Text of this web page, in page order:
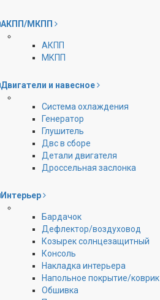
АКПП/МКПП
АКПП
МКПП
Двигатели и навесное
Cистема охлаждения
Генератор
Глушитель
Двс в сборе
Детали двигателя
Дроссельная заслонка
Интерьер
Бардачок
Дефлектор/воздуховод
Козырек солнцезащитный
Консоль
Накладка интерьера
Напольное покрытие/коврик
Обшивка